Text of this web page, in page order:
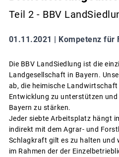
Teil 2 - BBV
01.11.2021 | Kompetenz für
Die BBV LandSiedlung ist die
Landgesellschaft in Bayern.
ab, die heimische
Entwicklung zu unterstützen und
Bayern zu stärken.
Jeder siebte Arbeitsplatz hängt
indirekt mit dem Agrar- und
Schlagkraft gilt es zu halten und
im Rahmen der der